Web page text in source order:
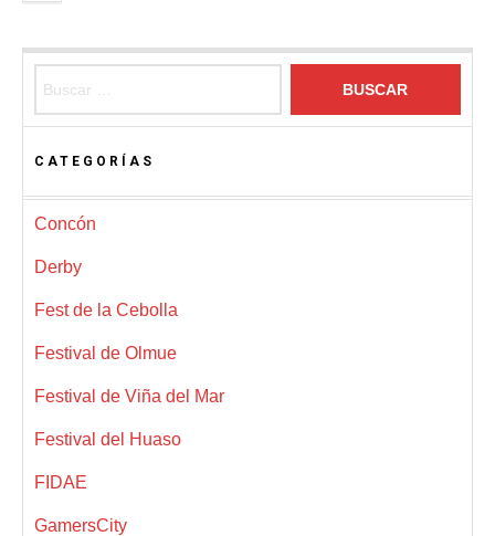
CATEGORÍAS
Concón
Derby
Fest de la Cebolla
Festival de Olmue
Festival de Viña del Mar
Festival del Huaso
FIDAE
GamersCity